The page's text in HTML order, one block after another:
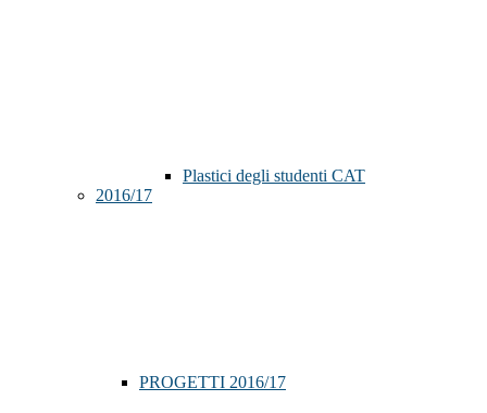
Plastici degli studenti CAT
2016/17
PROGETTI 2016/17